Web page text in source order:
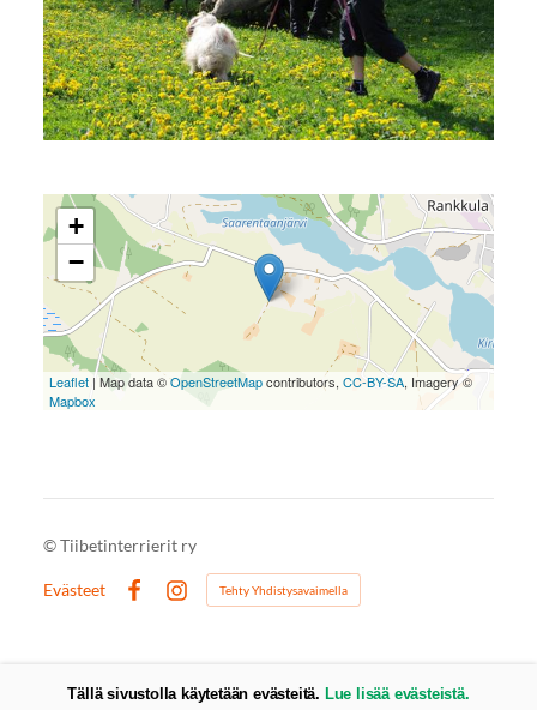
+
−
Leaflet| Map data ©OpenStreetMapcontributors, CC-BY-SA, Imagery ©
Mapbox
©Tiibetinterrierit ry
Evästeet
Instagram
Tehty Yhdistysavaimella
Tällä sivustolla käytetään evästeitä. Lue lisää evästeistä.